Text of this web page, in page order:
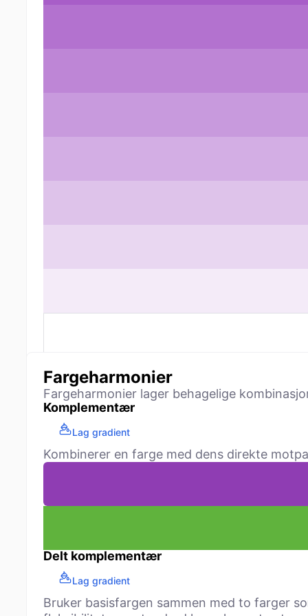
Fargeharmonier
Fargeharmonier lager behagelige
Komplementær
Lag gradient
Kombinerer en farge med dens direkte
Delt komplementær
Lag gradient
Bruker basisfargen sammen med to farger